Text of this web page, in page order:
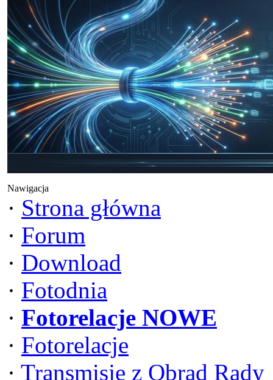
Nawigacja
· Strona główna
· Forum
· Download
· Fotodnia
· Fotorelacje NOWE
· Fotorelacje
· Transmisje z Obrad Rady